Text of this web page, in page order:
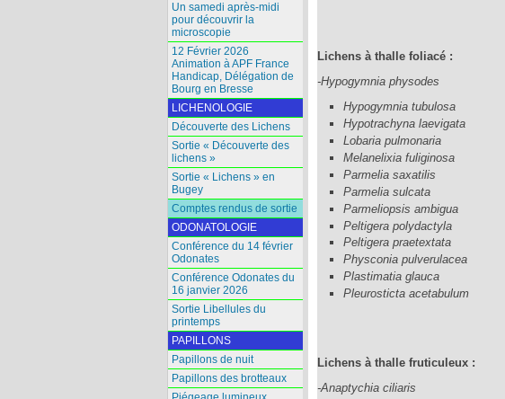
Lichens à thalle foliacé :
-Hypogymnia physodes
Hypogymnia tubulosa
Hypotrachyna laevigata
Lobaria pulmonaria
Melanelixia fuliginosa
Parmelia saxatilis
Parmelia sulcata
Parmeliopsis ambigua
Peltigera polydactyla
Peltigera praetextata
Physconia pulverulacea
Plastimatia glauca
Pleurosticta acetabulum
Lichens à thalle fruticuleux :
-Anaptychia ciliaris
Un samedi après-midi
pour découvrir la
microscopie
12 Février 2026
Animation à APF France
Handicap, Délégation de
Bourg en Bresse
LICHENOLOGIE
Découverte des Lichens
Sortie « Découverte des
lichens »
Sortie « Lichens » en
Bugey
Comptes rendus de sortie
ODONATOLOGIE
Conférence du 14 février
Odonates
Conférence Odonates du
16 janvier 2026
Sortie Libellules du
printemps
PAPILLONS
Papillons de nuit
Papillons des brotteaux